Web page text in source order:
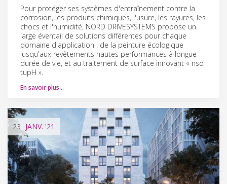
Pour protéger ses systèmes d'entraînement contre la
corrosion, les produits chimiques, l'usure, les rayures, les
chocs et l'humidité, NORD DRIVESYSTEMS propose un
large éventail de solutions différentes pour chaque
domaine d'application : de la peinture écologique
jusqu'aux revêtements hautes performances à longue
durée de vie, et au traitement de surface innovant « nsd
tupH ».
En savoir plus…
23 JANV. '21